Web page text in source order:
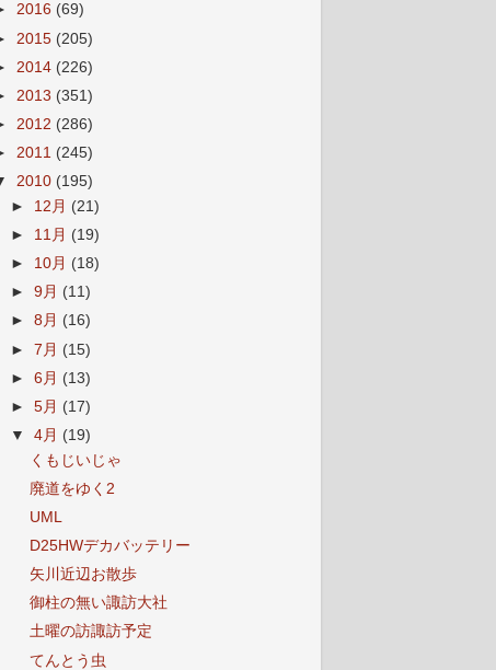
2016 (69)
2015 (205)
2014 (226)
2013 (351)
2012 (286)
2011 (245)
2010 (195)
► 12月 (21)
► 11月 (19)
► 10月 (18)
►9月 (11)
►8月 (16)
►7月 (15)
►6月 (13)
►5月 (17)
▼4月 (19)
くもじいじゃ
廃道をゆく2
UML
D25HWデカバッテリー
矢川近辺お散歩
御柱の無い諏訪大社
土曜の訪諏訪予定
てんとう虫